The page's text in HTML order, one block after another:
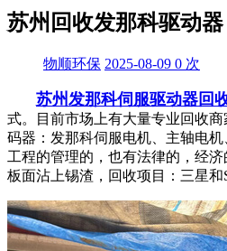
苏州回收发那科驱动
物顺环保 2025-08-09 0 次
苏州发那科伺服驱动器回
式。目前市场上有大量专业回收
码器：发那科伺服电机、主轴电
工程的管理的，也有法律的，经
板面沾上锡渣，回收项目：三星